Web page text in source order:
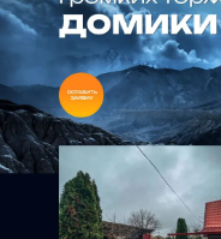
живописном месте
вашим вторым
оборудован всем
комфортного
Что сделано
Запустили
основе